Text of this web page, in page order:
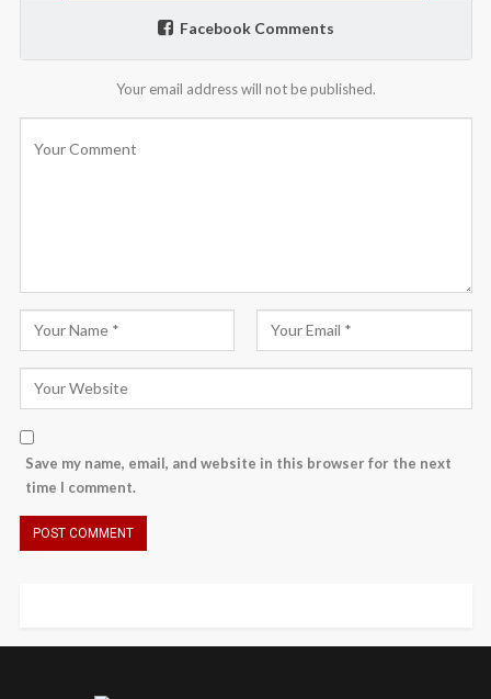
Facebook Comments
Your email address will not be published.
Save my name, email, and website in this browser for the next
time I comment.